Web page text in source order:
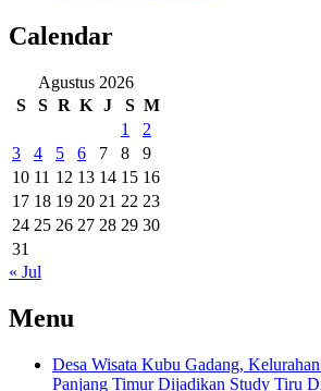
Calendar
Agustus 2026
S
S R K J S M
1
2
3
4 5 6 7 8
9
10 11 12 13 14 15 16
17 18 19 20 21 22 23
24 25 26 27 28 29 30
31
« Jul
Menu
Desa Wisata Kubu Gadang,
Panjang Timur Dijadikan Study Tiru